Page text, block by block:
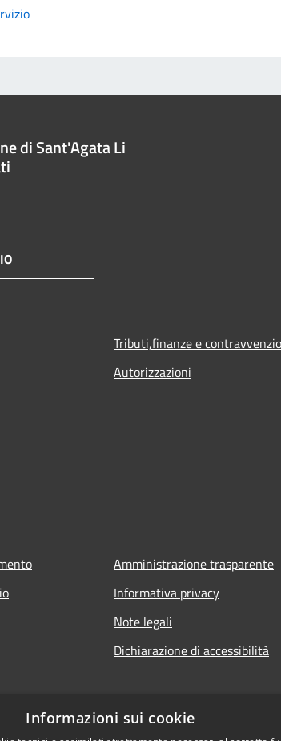
di Sant'Agata Li
Tributi,finanze e
Autorizzazioni
Amministrazione trasparente
Informativa privacy
Note legali
Dichiarazione di accessibilità
Informazioni sui cookie